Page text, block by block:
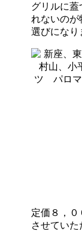
グリルに
れないのが
選びになり
定価８，０
させていた